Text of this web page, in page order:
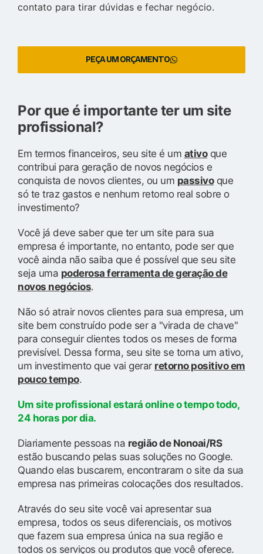
contato para tirar dúvidas e fechar negócio.
PEÇA UM ORÇAMENTO
Por que é importante ter um site
profissional?
Em termos financeiros, seu site é um ativoque
contribui para geração de novos negócios e
conquista de novos clientes, ou um passivoque
só te traz gastos e nenhum retorno real sobre o
investimento?
Você já deve saber que ter um site para sua
empresa é importante, no entanto, pode ser que
você ainda não saiba que é possível que seu site
seja uma poderosa ferramenta de geração de
novos negócios.
Não só atrair novos clientes para sua empresa, um
site bem construído pode ser a "virada de chave"
para conseguir clientes todos os meses de forma
previsível. Dessa forma, seu site se torna um ativo,
um investimento que vai gerar retorno positivo em
pouco tempo.
Um site profissional estará online o tempo todo,
24 horas por dia.
Diariamente pessoas na região de Nonoai/RS
estão buscando pelas suas soluções no Google.
Quando elas buscarem, encontraram o site da sua
empresa nas primeiras colocações dos resultados.
Através do seu site você vai apresentar sua
empresa, todos os seus diferenciais, os motivos
que fazem sua empresa única na sua região e
todos os serviços ou produtos que você oferece.